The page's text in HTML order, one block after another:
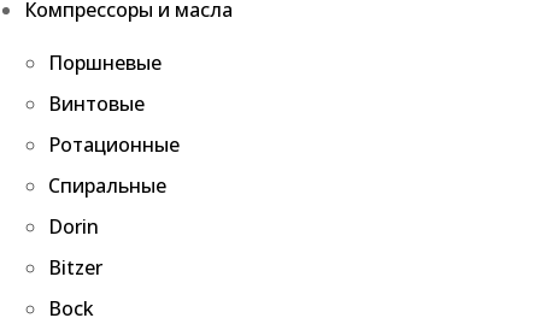
Компрессоры и масла
Поршневые
Винтовые
Ротационные
Спиральные
Dorin
Bitzer
Bock